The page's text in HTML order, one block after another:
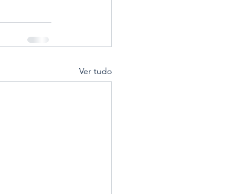
Ver tudo